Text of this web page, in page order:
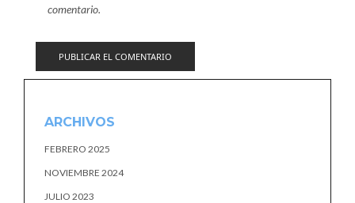
comentario.
ARCHIVOS
FEBRERO 2025
NOVIEMBRE 2024
JULIO 2023